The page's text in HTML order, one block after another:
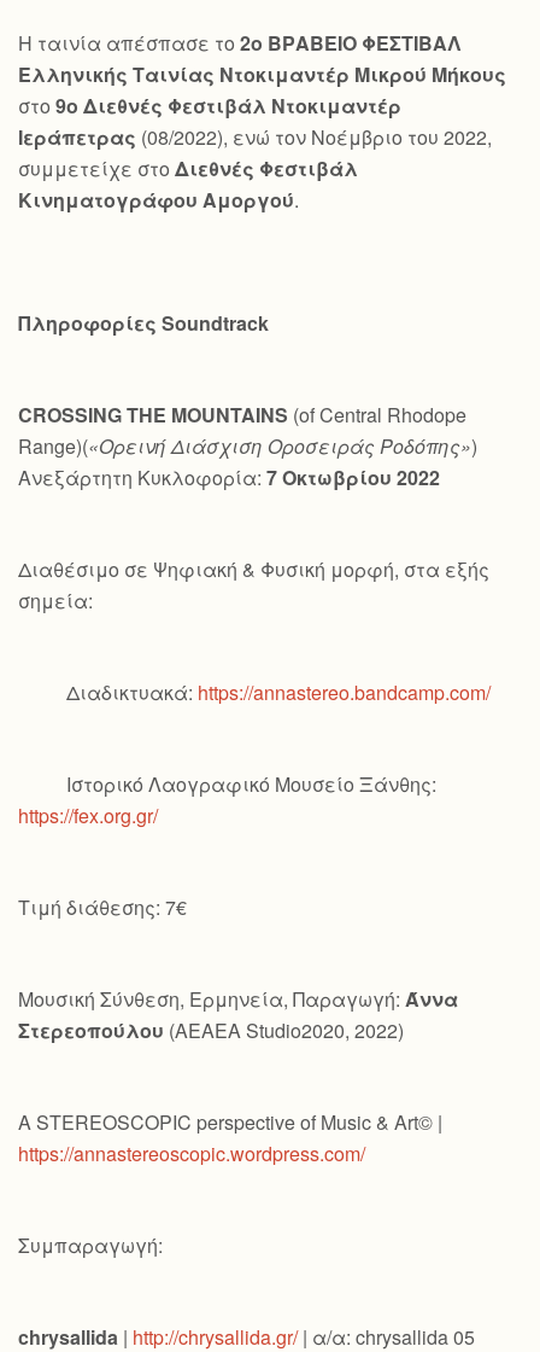
Η ταινία απέσπασε το 2ο ΒΡΑΒΕΙΟ ΦΕΣΤΙΒΑΛ
Ελληνικής Ταινίας Ντοκιμαντέρ Μικρού Μήκους
στο 9ο Διεθνές Φεστιβάλ Ντοκιμαντέρ
Ιεράπετρας (08/2022), ενώ τον Νοέμβριο του 2022,
συμμετείχε στο Διεθνές Φεστιβάλ
Κινηματογράφου Αμοργού.
Πληροφορίες Soundtrack
CROSSINGTHE MOUNTAINS (of Central Rhodope
Range)(«Ορεινή Διάσχιση Οροσειράς Ροδόπης»)
Ανεξάρτητη Κυκλοφορία: 7 Οκτωβρίου 2022
Διαθέσιμο σε Ψηφιακή & Φυσική μορφή, στα εξής
σημεία:
Διαδικτυακά: https://annastereo.bandcamp.com/
Ιστορικό Λαογραφικό Μουσείο Ξάνθης:
https://fex.org.gr/
Τιμή διάθεσης: 7€
Μουσική Σύνθεση, Ερμηνεία, Παραγωγή: Άννα
Στερεοπούλου (AEAEA Studio2020, 2022)
A STEREOSCOPIC perspective of Music & Art© |
https://annastereoscopic.wordpress.com/
Συμπαραγωγή:
chrysallida | http://chrysallida.gr/| α/α: chrysallida 05